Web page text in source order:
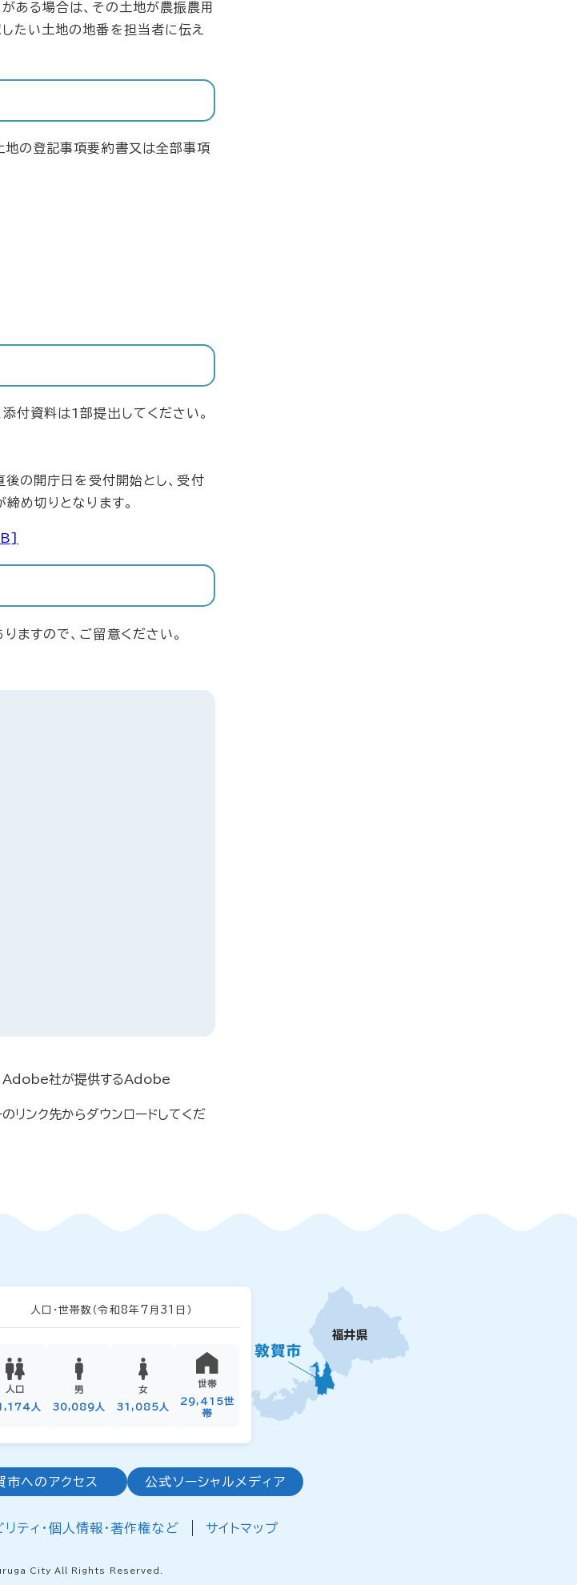
ある場合は、その土地が農振農用
たい土地の地番を担当者に伝え
地の登記事項要約書又は全部事項
付資料は1部提出してください。
後の開庁日を受付開始とし、受付
め切りとなります。
ますので、ご留意ください。
Adobe社が提供するAdobe
ンク先からダウンロードしてくだ
人口・世帯数 （令和8年7月31日）
人口
人
男
30,089人
女
31,085人
世帯
29,415世
帯
市へのアクセス 公式ソーシャルメディア
リティ・個人情報・著作権など サイトマップ
City All Rights Reserved.